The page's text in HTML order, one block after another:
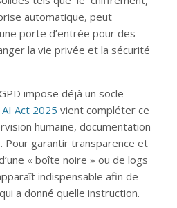
automatique, peut
porte d’entrée pour des
la vie privée et la sécurité
impose déjà un socle
AI Act 2025 vient compléter ce
humaine, documentation
Pour garantir transparence et
« boîte noire » ou de logs
indispensable afin de
a donné quelle instruction.